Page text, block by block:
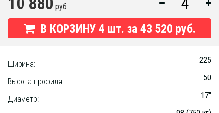
руб.
В КОРЗИНУ 4 шт. за 43 520 руб.
Ширина: 225
Высота профиля: 50
Диаметр: 17"